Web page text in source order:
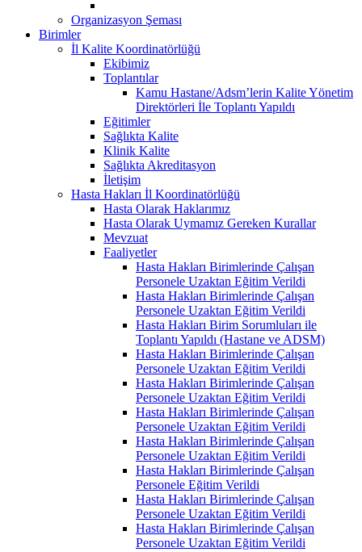
Organizasyon Şeması
Birimler
İl Kalite Koordinatörlüğü
Ekibimiz
Toplantılar
Kamu Hastane/Adsm’lerin Kalite Yönetim
Direktörleri İle Toplantı Yapıldı
Eğitimler
Sağlıkta Kalite
Klinik Kalite
Sağlıkta Akreditasyon
İletişim
Hasta Hakları İl Koordinatörlüğü
Hasta Olarak Haklarımız
Hasta Olarak Uymamız Gereken Kurallar
Mevzuat
Faaliyetler
Hasta Hakları Birimlerinde Çalışan
Personele Uzaktan Eğitim Verildi
Hasta Hakları Birimlerinde Çalışan
Personele Uzaktan Eğitim Verildi
Hasta Hakları Birim Sorumluları ile
Toplantı Yapıldı (Hastane ve ADSM)
Hasta Hakları Birimlerinde Çalışan
Personele Uzaktan Eğitim Verildi
Hasta Hakları Birimlerinde Çalışan
Personele Uzaktan Eğitim Verildi
Hasta Hakları Birimlerinde Çalışan
Personele Uzaktan Eğitim Verildi
Hasta Hakları Birimlerinde Çalışan
Personele Uzaktan Eğitim Verildi
Hasta Hakları Birimlerinde Çalışan
Personele Eğitim Verildi
Hasta Hakları Birimlerinde Çalışan
Personele Uzaktan Eğitim Verildi
Hasta Hakları Birimlerinde Çalışan
Personele Uzaktan Eğitim Verildi